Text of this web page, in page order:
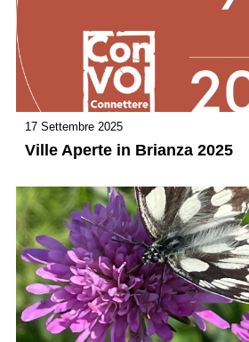
17 Settembre 2025
Ville Aperte in Brianza 2025